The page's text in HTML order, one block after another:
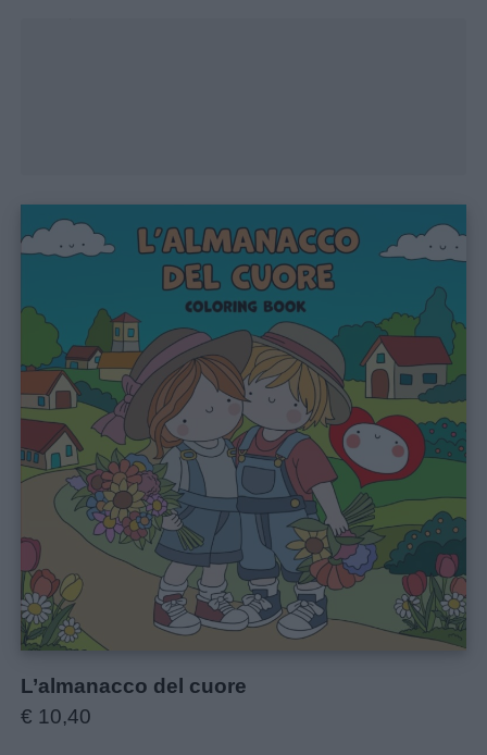
policy
L’almanacco del cuore
€ 10,40